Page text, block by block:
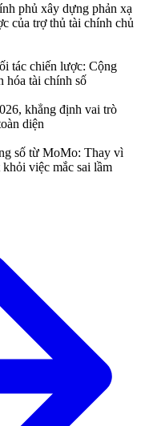
phủ xây dựng phản xạ
của trợ thủ tài chính chủ
tác chiến lược: Cộng
hóa tài chính số
khẳng định vai trò
diện
số từ MoMo: Thay vì
việc mắc sai lầm